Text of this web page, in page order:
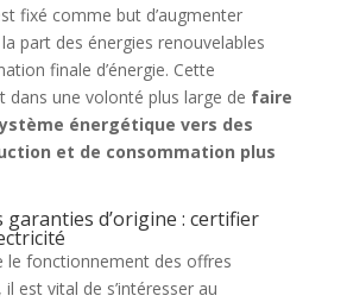
fixé comme but d’augmenter
part des énergies renouvelables
finale d’énergie. Cette
dans une volonté plus large de faire
énergétique vers des
et de consommation plus
garanties d’origine : certifier
le fonctionnement des offres
il est vital de s’intéresser au